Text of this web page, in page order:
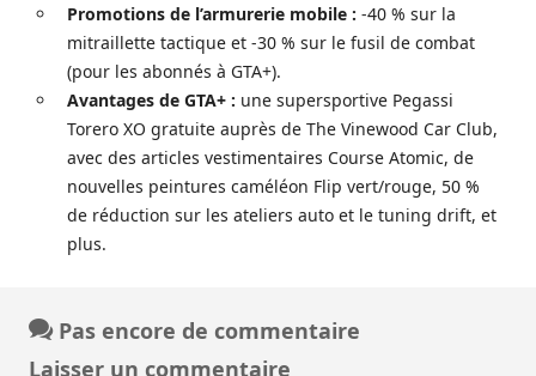
Promotions de l’armurerie mobile : -40 % sur la
mitraillette tactique et -30 % sur le fusil de combat
(pour les abonnés à GTA+).
Avantages de GTA+ : une supersportive Pegassi
Torero XO gratuite auprès de The Vinewood Car Club,
avec des articles vestimentaires Course Atomic, de
nouvelles peintures caméléon Flip vert/rouge, 50 %
de réduction sur les ateliers auto et le tuning drift, et
plus.
Pas encore de commentaire
Laisser un commentaire